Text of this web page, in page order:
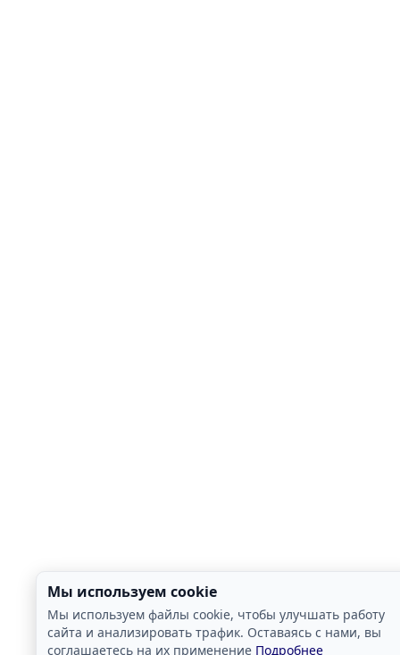
Мы используем cookie
Мы используем файлы cookie, чтобы улучшать работу
сайта и анализировать трафик. Оставаясь с нами, вы
соглашаетесь на их применение Подробнее